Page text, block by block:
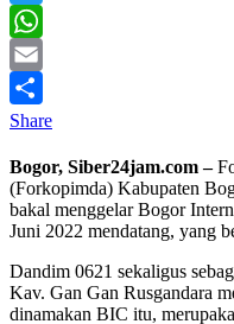
Twitter
WhatsApp
Email
Share
Bogor, Siber24jam.com –
(Forkopimda) Kabupaten
bakal menggelar Bogor
Juni 2022 mendatang, yang
Dandim 0621 sekaligus
Kav. Gan Gan Rusgandara
dinamakan BIC itu,